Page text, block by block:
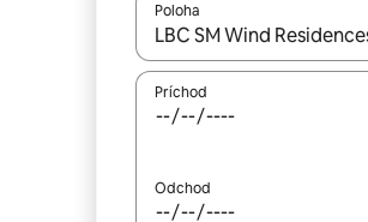
Poloha
Keď budú výsledky k
Príchod
Odchod